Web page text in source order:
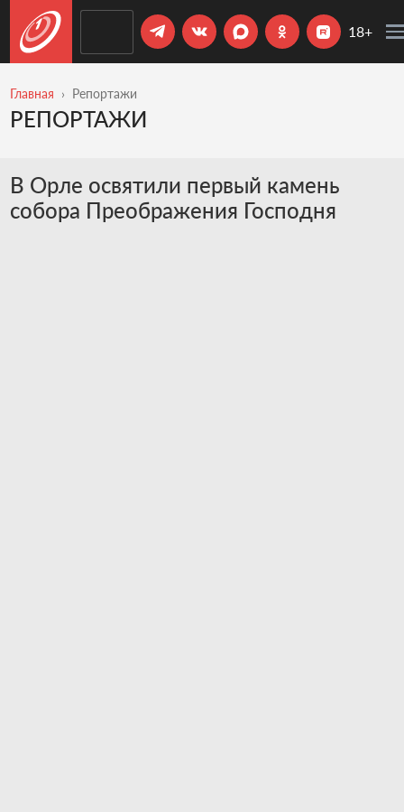
18+
Главная Репортажи
РЕПОРТАЖИ
В Орле освятили первый камень
собора Преображения Господня